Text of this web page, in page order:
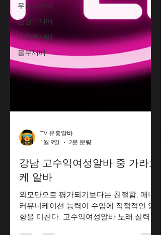
무농사수익
김장무재배
가을무재배
봄무재배
1월 9일
2분 분량
케 알바
외모만으로 평가되기보다는 친절함, 매너,